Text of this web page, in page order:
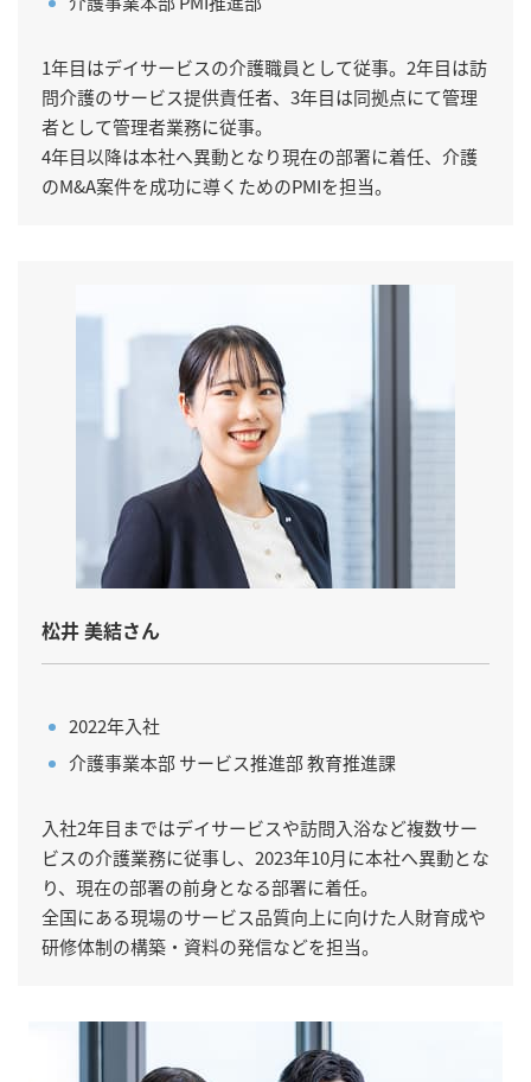
1年目はデイサービスの介護職員として従事。2年目は訪
問介護のサービス提供責任者、3年目は同拠点にて管理
者として管理者業務に従事。
4年目以降は本社へ異動となり現在の部署に着任、介護
のM&A案件を成功に導くためのPMIを担当。
松井 美結さん
2022年入社
介護事業本部 サービス推進部 教育推進課
入社2年目まではデイサービスや訪問入浴など複数サー
ビスの介護業務に従事し、2023年10月に本社へ異動とな
り、現在の部署の前身となる部署に着任。
全国にある現場のサービス品質向上に向けた人財育成や
研修体制の構築・資料の発信などを担当。